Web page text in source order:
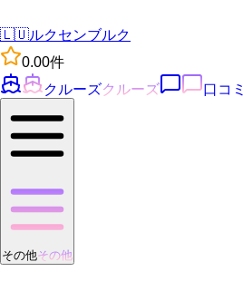
🇱🇺ルクセンブルク
0.00件
クルーズクルーズ 口コミ
その他その他